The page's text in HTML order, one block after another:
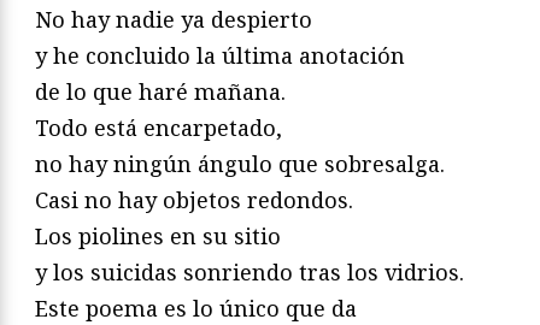
No hay nadie ya despierto
y he concluido la última anotación
de lo que haré mañana.
Todo está encarpetado,
no hay ningún ángulo que sobresalga.
Casi no hay objetos redondos.
Los piolines en su sitio
y los suicidas sonriendo tras los vidrios.
Este poema es lo único que da